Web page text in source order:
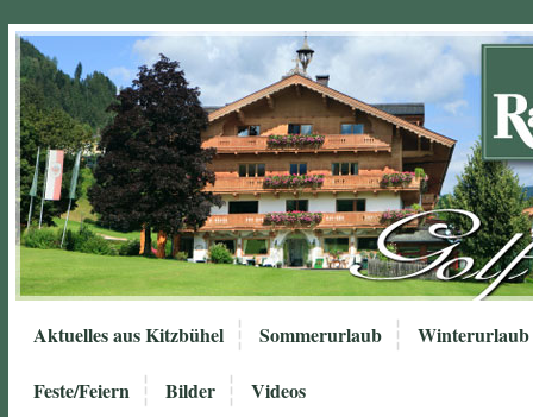
Aktuelles aus Kitzbühel Sommerurlaub Winterurlaub
Feste/Feiern Bilder Videos